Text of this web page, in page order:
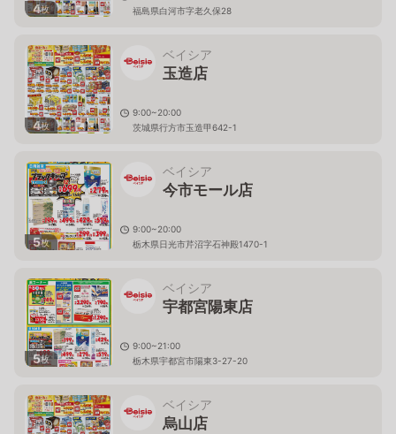
4枚
福島県白河市字老久保28
4枚
ベイシア
玉造店
9:00~20:00
茨城県行方市玉造甲642-1
5枚
ベイシア
今市モール店
9:00~20:00
栃木県日光市芹沼字石神殿1470-1
5枚
ベイシア
宇都宮陽東店
9:00~21:00
栃木県宇都宮市陽東3-27-20
ベイシア
烏山店